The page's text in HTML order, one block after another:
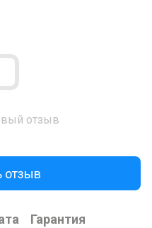
отзыв
отзыв
Гарантия